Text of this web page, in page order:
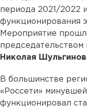
периода 2021/2022
функционирования
Мероприятие
Николая
В большинстве
«Россети»
функционировал